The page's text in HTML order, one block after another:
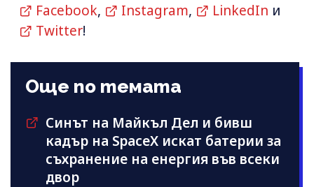
Facebook, Instagram, LinkedIn и
Twitter!
Още по темата
Синът на Майкъл Дeл и бивш
кадър на SpaceX искат батерии за
съхранение на енергия във всеки
двор